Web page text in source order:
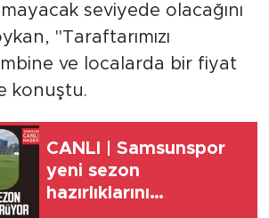
seviyede olacağını
"Taraftarımızı
ve localarda bir fiyat
konuştu.
CANLI | Samsunspor
yeni sezon
hazırlıklarını